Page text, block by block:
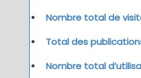
Nombre total de
Total des
Nombre total